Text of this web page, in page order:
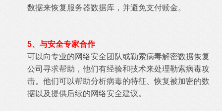
数据来恢复服务器数据库，并避免支付赎金。
5、与安全专家合作
可以向专业的网络安全团队或勒索病毒解密数据恢复
公司寻求帮助，他们有经验和技术来处理勒索病毒攻
击。他们可以帮助分析病毒的特征、恢复被加密的数
据以及提供后续的网络安全建议。